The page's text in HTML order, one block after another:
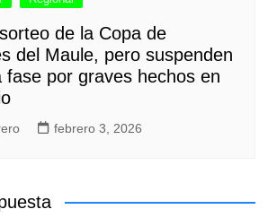
de la Copa de
del Maule, pero suspenden
fase por graves hechos en
febrero 3, 2026